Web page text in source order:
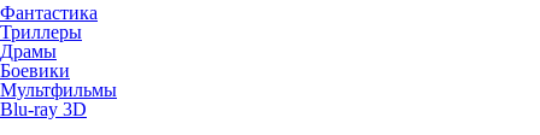
Фантастика
Триллеры
Драмы
Боевики
Мультфильмы
Blu-ray 3D